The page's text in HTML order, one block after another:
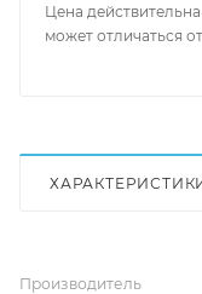
Цена
может отличаться
Производитель